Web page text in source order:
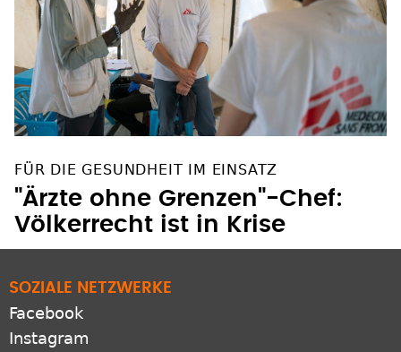
FÜR DIE GESUNDHEIT IM EINSATZ
"Ärzte ohne Grenzen"-Chef:
Völkerrecht ist in Krise
SOZIALE NETZWERKE
Facebook
Instagram